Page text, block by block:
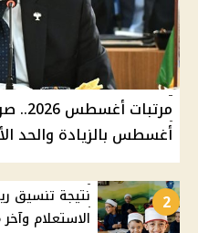
أغسطس بالزيادة والحد الأدنى
2
نتيجة تنسيق
الاستعلام